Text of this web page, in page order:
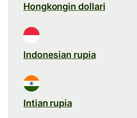
Hongkongin dollari
Indonesian rupia
Intian rupia